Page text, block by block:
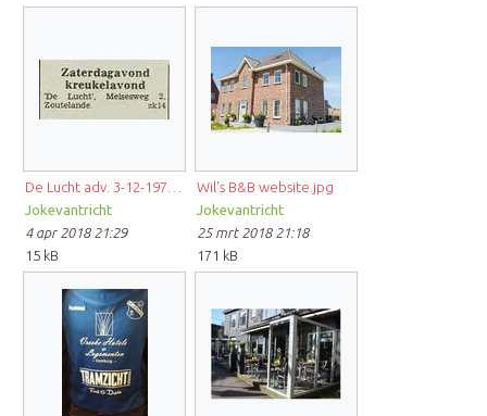
Jokevantricht
4 apr 2018 21:29
15 kB
Wil's B&B website.jpg
Jokevantricht
25 mrt 2018 21:18
171 kB